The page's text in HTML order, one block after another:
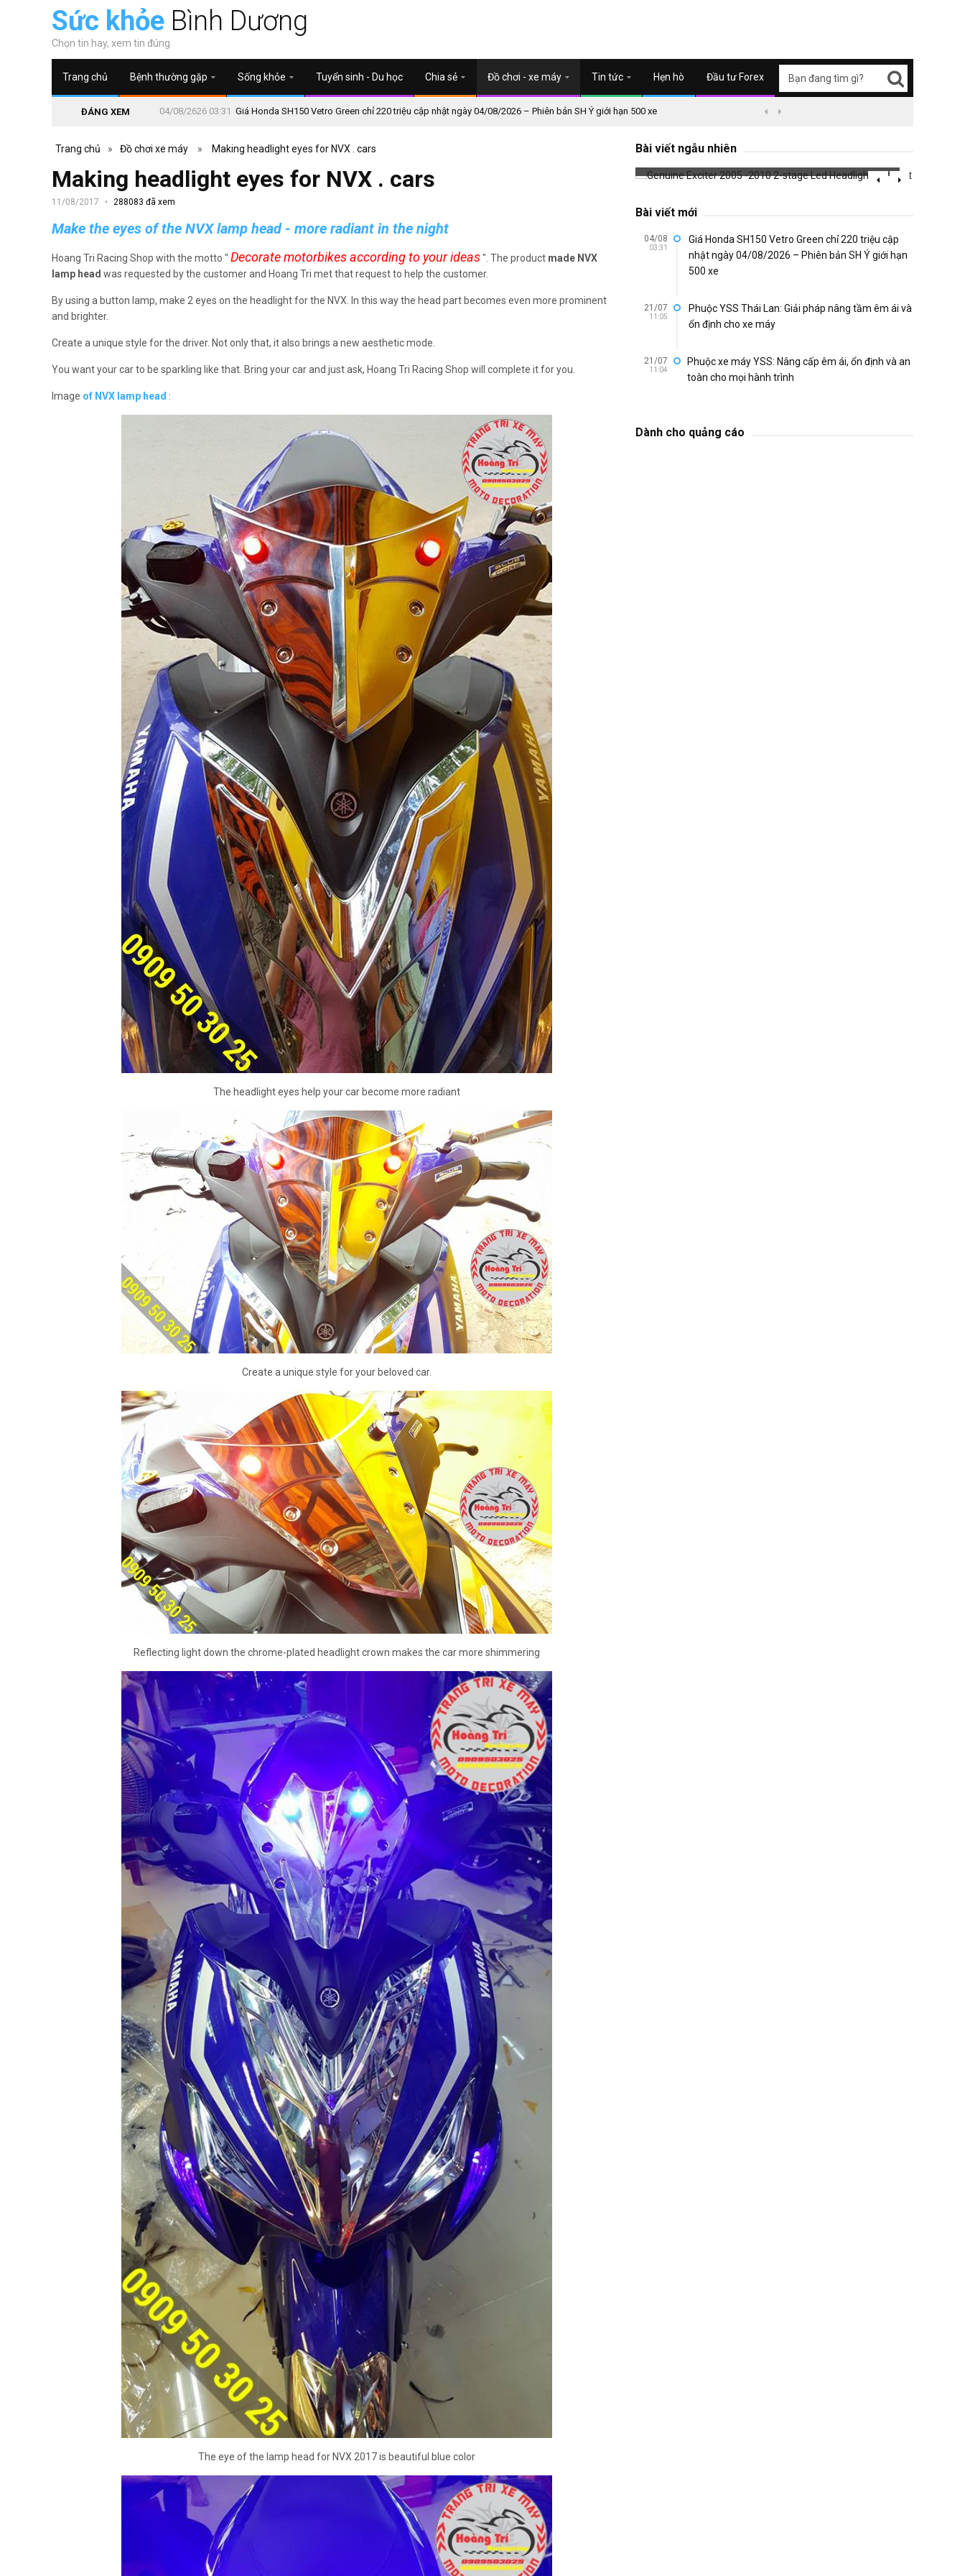
Sức khỏe Bình Dương
Chọn tin hay, xem tin đúng
Trang chủ Bệnh thường gặp Sống khỏe Tuyển sinh - Du học Chia sẻ Đồ chơi - xe máy Tin tức Hẹn hò Đầu tư Forex
ĐÁNG XEM 04/08/2626 03:31 Giá Honda SH150 Vetro Green chỉ 220 triệu cập nhật ngày 04/08/2026 – Phiên bản SH Ý giới hạn 500 xe  
Trang chủ » Đồ chơi xe máy » Making headlight eyes for NVX . cars
Making headlight eyes for NVX . cars
11/08/2017 288083 đã xem
Make the eyes of the NVX lamp head - more radiant in the night
Hoang Tri Racing Shop with the motto " Decorate motorbikes according to your ideas". The product made NVX
lamp head was requested by the customer and Hoang Tri met that request to help the customer.
By using a button lamp, make 2 eyes on the headlight for the NVX.
In this way the head part becomes even more prominent
and brighter.
Create a unique style for the driver. Not only that, it also brings a new aesthetic mode.
You want your car to be sparkling like that. Bring your car and just ask, Hoang Tri Racing Shop will complete it for you.
Image of NVX lamp head :
The headlight eyes help your car become more radiant
Create a unique style for your beloved car.
Reflecting light down the chrome-plated headlight crown makes the car more shimmering
The eye of the lamp head for NVX 2017 is beautiful blue color
Bài viết ngẫu nhiên
Headlights Zhi.Pat
Bài viết mới
04/08
03:31
Giá Honda SH150 Vetro Green chỉ 220 triệu cập
nhật ngày 04/08/2026 – Phiên bản SH Ý giới hạn
500 xe
21/07
11:05
Phuộc YSS Thái Lan: Giải pháp nâng tầm êm ái và
ổn định cho xe máy
21/07
11:04
Phuộc xe máy YSS: Nâng cấp êm ái, ổn định và an
toàn cho mọi hành trình
Dành cho quảng cáo